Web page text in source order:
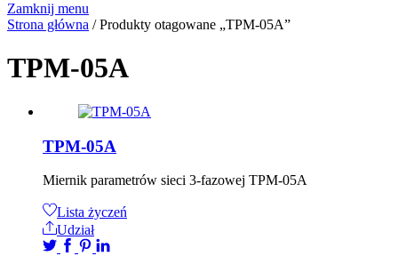
Zamknij menu
Strona główna / Produkty otagowane „TPM-05A”
TPM-05A
TPM-05A
Miernik parametrów sieci 3-fazowej TPM-05A
Lista życzeń
Udział